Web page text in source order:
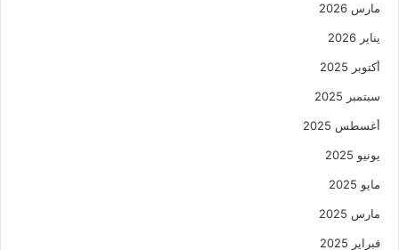
مارس 2026
يناير 2026
أكتوبر 2025
سبتمبر 2025
أغسطس 2025
يونيو 2025
مايو 2025
مارس 2025
فبراير 2025